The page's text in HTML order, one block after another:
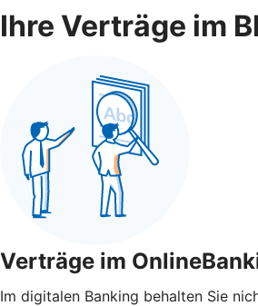
Ihre Verträge im
Verträge im
Im digitalen Banking behalten Sie